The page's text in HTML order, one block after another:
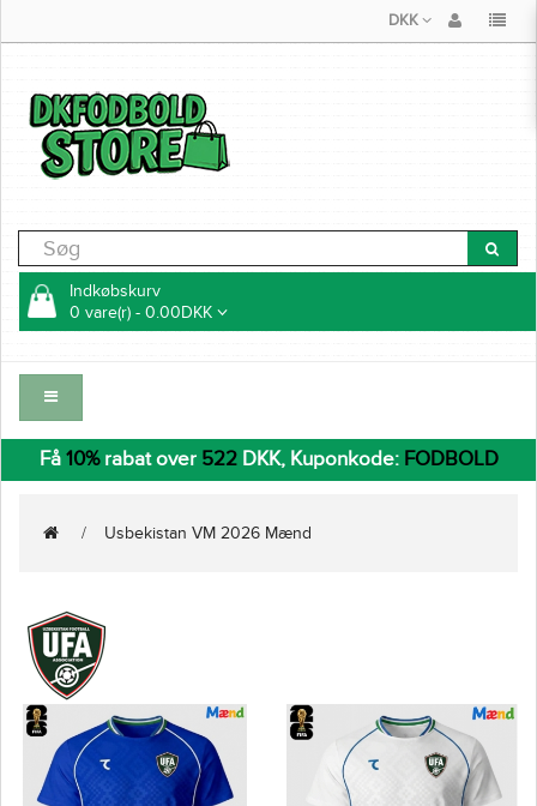
DKK
Indkøbskurv
0 vare(r) - 0.00DKK
Få 10%rabat over 522DKK, Kuponkode: FODBOLD
Usbekistan VM 2026 Mænd